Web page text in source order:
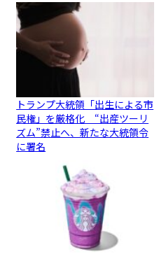
トランプ大統領「出生による市
民権」を厳格化 “出産ツーリ
ズム”禁止へ、新たな大統領令
に署名